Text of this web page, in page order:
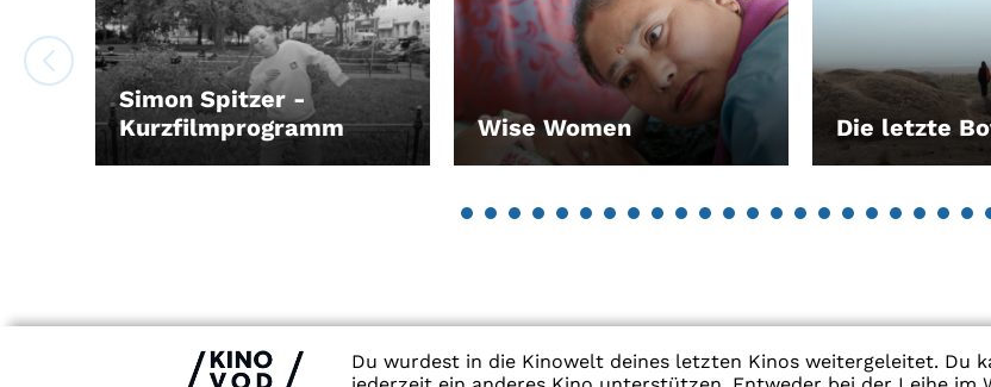
Du wurdest in die Kinowelt deines letzten Kinos weitergeleitet. Du
Simon Spitzer -
Kurzfilmprogramm
LEIHEN Wise Women
LEIHEN Die letzte
LEIHEN